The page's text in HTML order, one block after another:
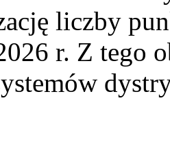
liczby
r. Z tego